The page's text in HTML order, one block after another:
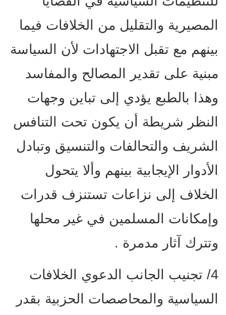
المصيرية والتقليل من الخلافات فيما
بينهم مع تقبل الاجتهادات لأن السياسة
مبنية على تقدير المصالح والمفاسد
وهذا بالطبع يؤدي إلى تباين وجهات
النظر شريطة أن يكون تحت التنافس
الشريف والتحالفات والتنسيق وتبادل
الأدوار الإيجابية بينهم وألا يتحول
الخلاف إلى نزاعات تستنزف قدرات
وإمكانات المسلمين في غير محلها
وتترك آثار مدمرة .
4/ تجنيب الجانب الدعوي الخلافات
السياسية والمحاصصات الحزبية بقدر